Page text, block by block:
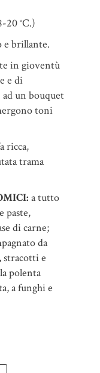
20 °C.)
e brillante.
in gioventù
e di
un bouquet
toni
ricca,
trama
a tutto
paste,
di carne;
da
stracotti e
polenta
a funghi e